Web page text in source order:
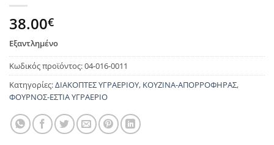
38.00€
Εξαντλημένο
Κωδικός προϊόντος:04-016-0011
Κατηγορίες:ΔΙΑΚΟΠΤΕΣ ΥΓΡΑΕΡΙΟΥ, ΚΟΥΖΙΝΑ-ΑΠΟΡΡΟΦΗΡΑΣ,
ΦΟΥΡΝΟΣ-ΕΣΤΙΑ ΥΓΡΑΕΡΙΟ